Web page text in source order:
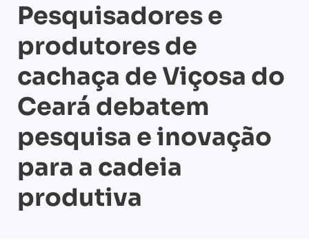
Pesquisadores e
produtores de
cachaça de Viçosa do
Ceará debatem
pesquisa e inovação
para a cadeia
produtiva